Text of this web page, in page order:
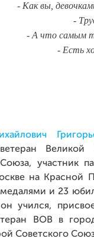
- Как вы,
-
- А что самым
- Есть
Великой
участник
на Красной
и 23
учился,
ВОВ в
Советского